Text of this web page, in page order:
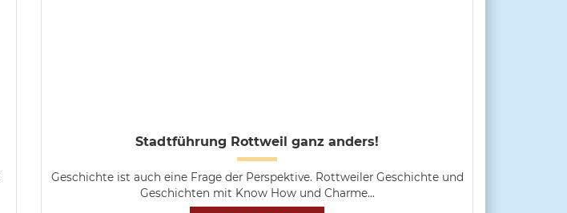
Stadtführung Rottweil ganz anders!
Geschichte ist auch eine Frage der Perspektive. Rottweiler Geschichte und
Geschichten mit Know How und Charme…